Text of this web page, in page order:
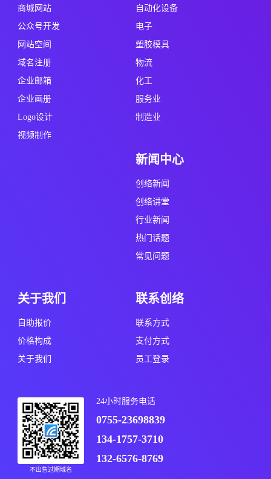
商城网站
公众号开发
网站空间
域名注册
企业邮箱
企业画册
Logo设计
视频制作
自动化设备
电子
塑胶模具
物流
化工
服务业
制造业
新闻中心
创络新闻
创络讲堂
行业新闻
热门话题
常见问题
关于我们
自助报价
价格构成
关于我们
联系创络
联系方式
支付方式
员工登录
不出售过期域名
24小时服务电话
0755-23698839
134-1757-3710
132-6576-8769